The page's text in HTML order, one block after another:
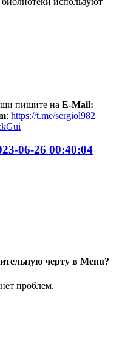
пишите на E-Mail:
: https://t.me/sergiol982
06-26 00:40:04
черту в Menu?
проблем.